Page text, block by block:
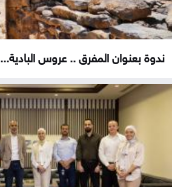
ندوة بعنوان المفرق .. عروس البادية...